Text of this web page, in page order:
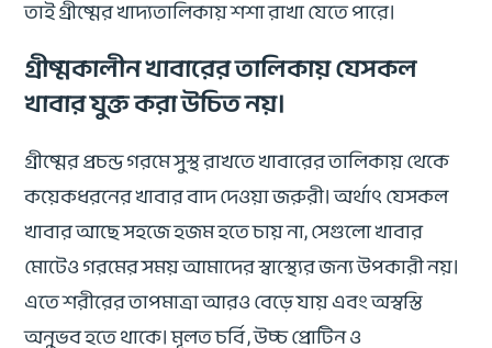
তাই গ্রীষ্মের খাদ্যতালিকায় শশা রাখা যেতে পারে।
গ্রীষ্মকালীন খাবারের তালিকায় যেসকল
খাবার যুক্ত করা উচিত নয়।
গ্রীষ্মের প্রচন্ড গরমে সুস্থ রাখতে খাবারের তালিকায় থেকে
কয়েকধরনের খাবার বাদ দেওয়া জরুরী। অর্থাৎ যেসকল
খাবার আছে সহজে হজম হতে চায় না, সেগুলো খাবার
মোটেও গরমের সময় আমাদের স্বাস্থ্যের জন্য উপকারী নয়।
এতে শরীরের তাপমাত্রা আরও বেড়ে যায় এবং অস্বস্তি
অনুভব হতে থাকে। মূলত চর্বি, উচ্চ প্রোটিন ও